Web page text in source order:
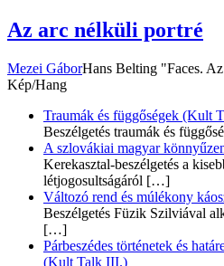
Az arc nélküli portré
Mezei GáborHans Belting "Faces.
Kép/Hang
Traumák és függőségek (Kult
Beszélgetés traumák és
A szlovákiai magyar
Kerekasztal-beszélgetés a
létjogosultságáról […]
Változó rend és múlékony
Beszélgetés Füzik Szilviával
[…]
Párbeszédes történetek és
(Kult Talk III.)